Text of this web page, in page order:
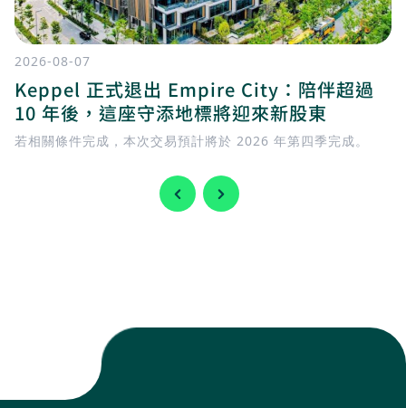
2026-08-07
Keppel 正式退出 Empire City：陪伴超過
10 年後，這座守添地標將迎來新股東
若相關條件完成，本次交易預計將於 2026 年第四季完成。